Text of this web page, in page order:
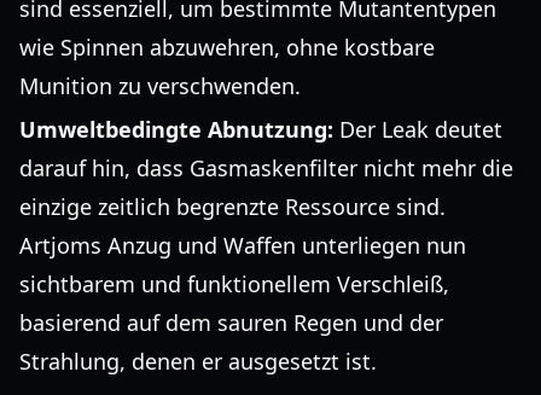
sind essenziell, um bestimmte Mutantentypen
wie Spinnen abzuwehren, ohne kostbare
Munition zu verschwenden.
Umweltbedingte Abnutzung: Der Leak deutet
darauf hin, dass Gasmaskenfilter nicht mehr die
einzige zeitlich begrenzte Ressource sind.
Artjoms Anzug und Waffen unterliegen nun
sichtbarem und funktionellem Verschleiß,
basierend auf dem sauren Regen und der
Strahlung, denen er ausgesetzt ist.